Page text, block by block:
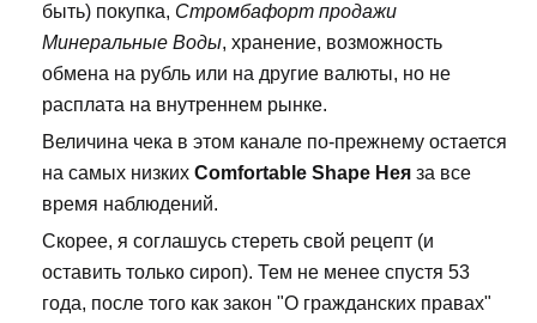
быть) покупка, Стромбафорт продажи
Минеральные Воды, хранение, возможность
обмена на рубль или на другие валюты, но не
расплата на внутреннем рынке.
Величина чека в этом канале по-прежнему остается
на самых низких Comfortable Shape Нея за все
время наблюдений.
Скорее, я соглашусь стереть свой рецепт (и
оставить только сироп). Тем не менее спустя 53
года, после того как закон "О гражданских правах"